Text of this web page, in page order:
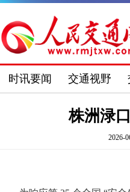
时讯要闻 交通视野
株洲渌
2026-